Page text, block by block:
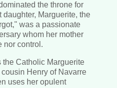
the throne for
Marguerite, the
was a passionate
whom her mother
nor control.
Catholic Marguerite
Henry of Navarre
uses her opulent